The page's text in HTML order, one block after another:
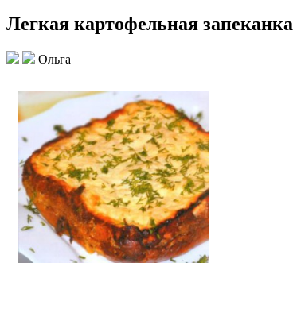
Легкая картофельная запеканка
Ольга